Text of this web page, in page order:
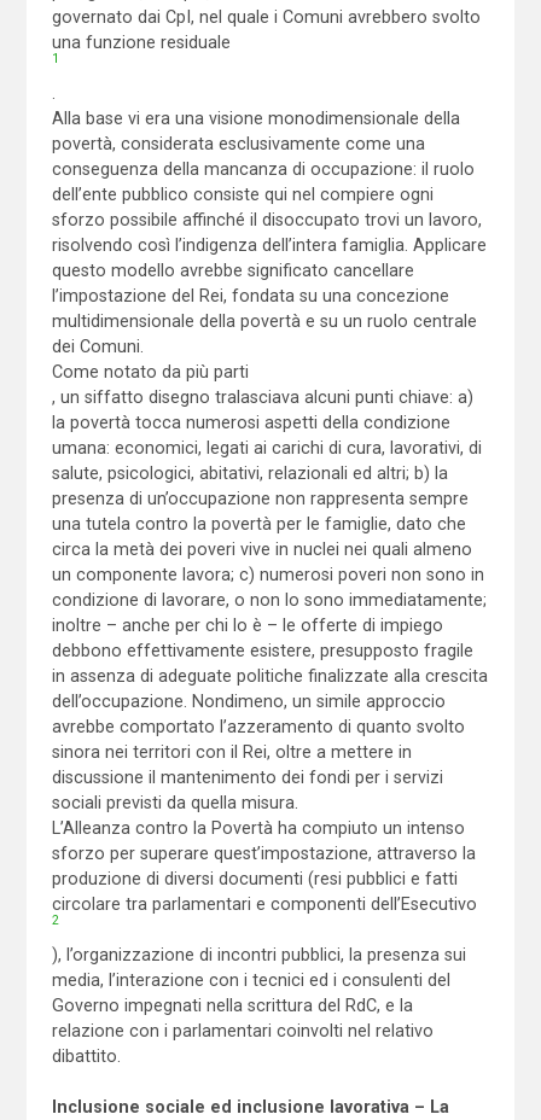
governato dai CpI, nel quale i Comuni avrebbero svolto
una funzione residuale
1
Alla base vi era una visione monodimensionale della
povertà, considerata esclusivamente come una
conseguenza della mancanza di occupazione: il ruolo
dell’ente pubblico consiste qui nel compiere ogni
sforzo possibile affinché il disoccupato trovi un lavoro,
risolvendo così l’indigenza dell’intera famiglia. Applicare
questo modello avrebbe significato cancellare
l’impostazione del Rei, fondata su una concezione
multidimensionale della povertà e su un ruolo centrale
dei Comuni.
Come notato da più parti
, un siffatto disegno tralasciava alcuni punti chiave: a)
la povertà tocca numerosi aspetti della condizione
umana: economici, legati ai carichi di cura, lavorativi, di
salute, psicologici, abitativi, relazionali ed altri; b) la
presenza di un’occupazione non rappresenta sempre
una tutela contro la povertà per le famiglie, dato che
circa la metà dei poveri vive in nuclei nei quali almeno
un componente lavora; c) numerosi poveri non sono in
condizione di lavorare, o non lo sono immediatamente;
inoltre – anche per chi lo è – le offerte di impiego
debbono effettivamente esistere, presupposto fragile
in assenza di adeguate politiche finalizzate alla crescita
dell’occupazione. Nondimeno, un simile approccio
avrebbe comportato l’azzeramento di quanto svolto
sinora nei territori con il Rei, oltre a mettere in
discussione il mantenimento dei fondi per i servizi
sociali previsti da quella misura.
L’Alleanza contro la Povertà ha compiuto un intenso
sforzo per superare quest’impostazione, attraverso la
produzione di diversi documenti (resi pubblici e fatti
circolare tra parlamentari e componenti dell’Esecutivo
2
), l’organizzazione di incontri pubblici, la presenza sui
media, l’interazione con i tecnici ed i consulenti del
Governo impegnati nella scrittura del RdC, e la
relazione con i parlamentari coinvolti nel relativo
dibattito.
Inclusione sociale ed inclusione lavorativa – La